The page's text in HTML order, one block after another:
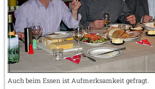
Auch beim Essen ist Aufmerksamkeit gefragt.